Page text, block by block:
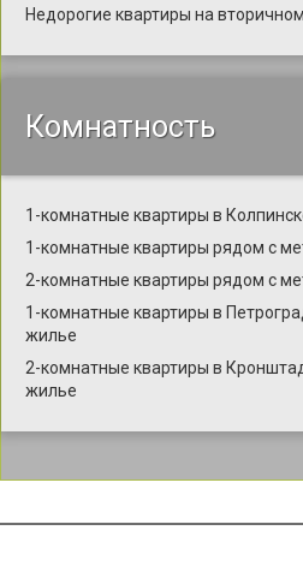
Недорогие квартиры на
Комнатность
1-комнатные квартиры в
1-комнатные квартиры рядом с
2-комнатные квартиры рядом с
1-комнатные квартиры в
жилье
2-комнатные квартиры в
жилье